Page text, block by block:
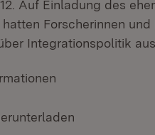
Auf Einladung des
Forscherinnen
Integrationspolitik